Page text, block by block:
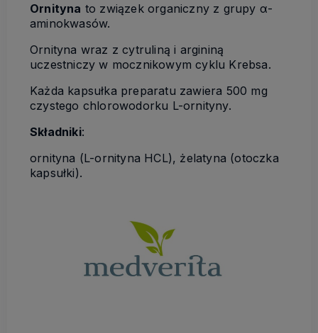
Ornityna to związek organiczny z grupy α-
aminokwasów.
Ornityna wraz z cytruliną i argininą
uczestniczy w mocznikowym cyklu Krebsa.
Każda kapsułka preparatu zawiera 500 mg
czystego chlorowodorku L-ornityny.
Składniki:
ornityna (L-ornityna HCL), żelatyna (otoczka
kapsułki).